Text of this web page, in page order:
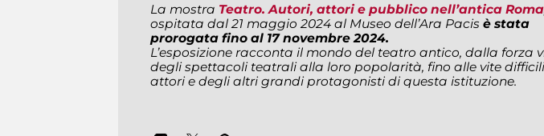
La mostra Teatro. Autori, attori e pubblico nell’antica Roma
ospitata dal 21 maggio 2024 al Museo dell’Ara Pacis è stata
prorogata fino al 17 novembre 2024.
L’esposizione racconta il mondo del teatro antico, dalla forza
degli spettacoli teatrali alla loro popolarità, fino alle vite
attori e degli altri grandi protagonisti di questa istituzione.